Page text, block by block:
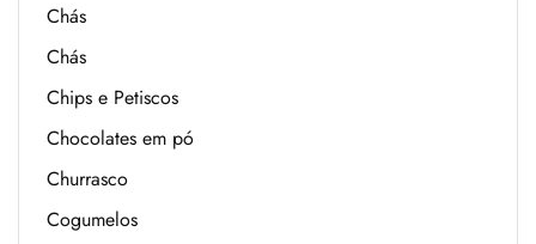
Chás
Chás
Chips e Petiscos
Chocolates em pó
Churrasco
Cogumelos